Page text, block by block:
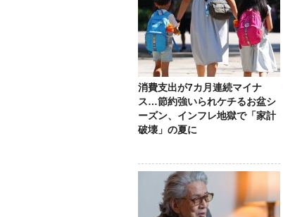
消費支出が7カ月連続マイナ
ス…節約強いられケチるお盆シ
ーズン、インフレ地獄で「家計
破壊」の夏に